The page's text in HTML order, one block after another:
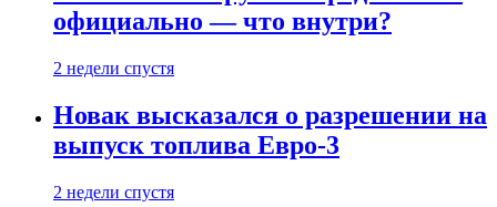
официально — что внутри?
2 недели спустя
Новак высказался о разрешении на
выпуск топлива Евро-3
2 недели спустя